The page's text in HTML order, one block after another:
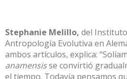
Stephanie Melillo, del
Antropología Evolutiva en
ambos artículos, explica:
anamensisse convirtió
el tiempo. Todavía pensamos